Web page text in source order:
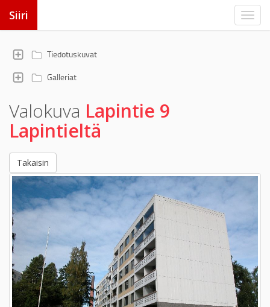
Siiri
Tiedotuskuvat
Galleriat
Valokuva Lapintie 9
Lapintieltä
Takaisin